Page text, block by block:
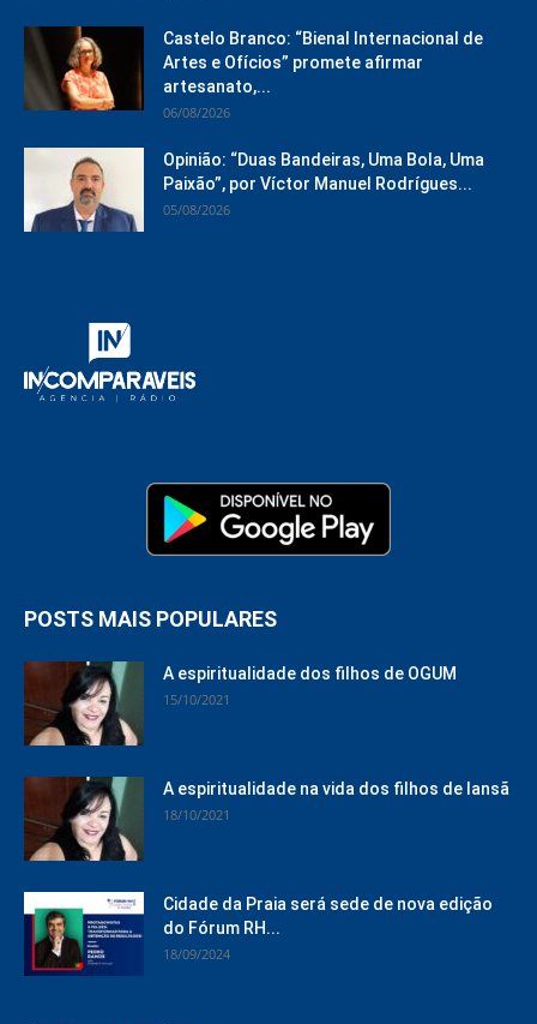
Castelo Branco: “Bienal Internacional de
Artes e Ofícios” promete afirmar
artesanato,...
06/08/2026
Opinião: “Duas Bandeiras, Uma Bola, Uma
Paixão”, por Víctor Manuel Rodrígues...
05/08/2026
POSTS MAIS POPULARES
A espiritualidade dos filhos de OGUM
15/10/2021
A espiritualidade na vida dos filhos de Iansã
18/10/2021
Cidade da Praia será sede de nova edição
do Fórum RH...
18/09/2024